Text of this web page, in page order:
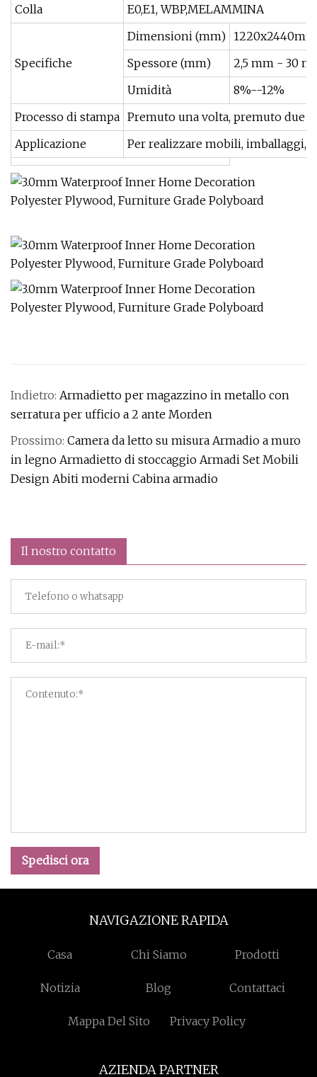
Colla
E0,E1, WBP,MELAMMINA
Specifiche
Dimensioni (mm)
Spessore (mm)
2,5 mm - 30
Umidità
8%--12%
Processo di stampa Premuto una volta, premuto due
Applicazione
Per realizzare mobili, imballaggi,
Indietro: Armadietto per magazzino in metallo con
serratura per ufficio a 2 ante Morden
Prossimo: Camera da letto su misura Armadio a muro
in legno Armadietto di stoccaggio Armadi Set Mobili
Design Abiti moderni Cabina armadio
Il nostro contatto
Spedisci ora
NAVIGAZIONE RAPIDA
Casa Chi Siamo Prodotti
Notizia Blog Contattaci
Mappa Del Sito Privacy Policy
AZIENDA PARTNER